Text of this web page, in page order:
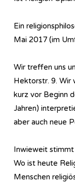
Ein
Mai 2017 (im
Wir treffen uns
Hektorstr. 9. Wir
kurz vor Beginn
Jahren)
aber auch neue
Inwieweit stimmt
Wo ist heute
Menschen